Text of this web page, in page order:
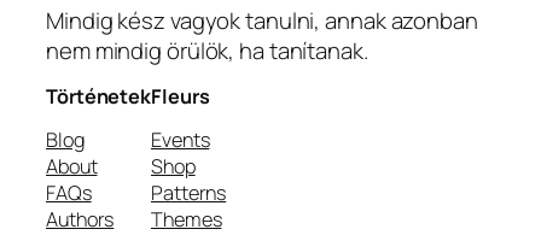
Mindig kész vagyok tanulni, annak azonban
nem mindig örülök, ha tanítanak.
Történetek
Blog
About
FAQs
Authors
Fleurs
Events
Shop
Patterns
Themes